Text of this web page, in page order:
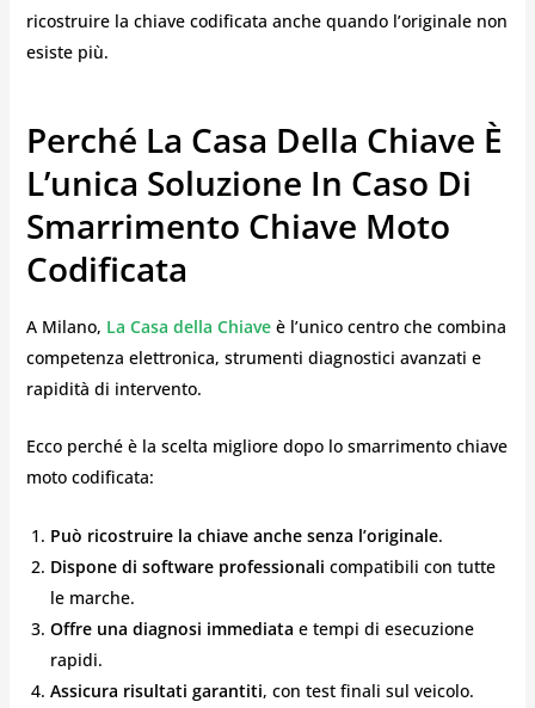
ricostruire la chiave codificata anche quando l’originale non
esiste più.
Perché La Casa Della Chiave È
L’unica Soluzione In Caso Di
Smarrimento Chiave Moto
Codificata
A Milano, La Casa della Chiave è l’unico centro che combina
competenza elettronica, strumenti diagnostici avanzati e
rapidità di intervento.
Ecco perché è la scelta migliore dopo lo smarrimento chiave
moto codificata:
Può ricostruire la chiave anche senza l’originale.
Dispone di software professionali compatibili con tutte
le marche.
Offre una diagnosi immediata e tempi di esecuzione
rapidi.
Assicura risultati garantiti, con test finali sul veicolo.